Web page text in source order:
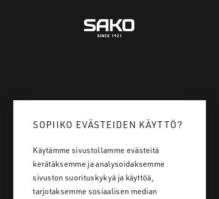
Tietoa meistä
Töihin meille
Yhteystiedot
SOPIIKO EVÄSTEIDEN KÄYTTÖ?
Käytämme sivustollamme evästeitä
kerätäksemme ja analysoidaksemme
sivuston suorituskykyä ja käyttöä,
tarjotaksemme sosiaalisen median